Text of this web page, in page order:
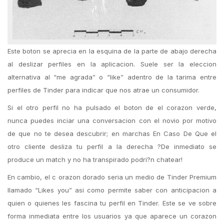
Este boton se aprecia en la esquina de la parte de abajo derecha
al deslizar perfiles en la aplicacion. Suele ser la eleccion
alternativa al “me agrada” o “like” adentro de la tarima entre
perfiles de Tinder para indicar que nos atrae un consumidor.
Si el otro perfil no ha pulsado el boton de el corazon verde,
nunca puedes inciar una conversacion con el novio por motivo
de que no te desea descubrir; en marchas En Caso De Que el
otro cliente desliza tu perfil a la derecha ?De inmediato se
produce un match y no ha transpirado podri?n chatear!
En cambio, el c orazon dorado seria un medio de Tinder Premium
llamado “Likes you” asi como permite saber con anticipacion a
quien o quienes les fascina tu perfil en Tinder. Este se ve sobre
forma inmediata entre los usuarios ya que aparece un corazon